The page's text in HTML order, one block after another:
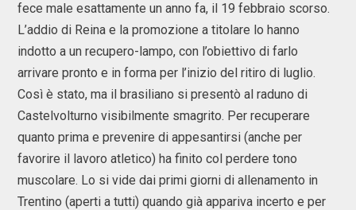
fece male esattamente un anno fa, il 19 febbraio scorso.
L’addio di Reina e la promozione a titolare lo hanno
indotto a un recupero-lampo, con l’obiettivo di farlo
arrivare pronto e in forma per l’inizio del ritiro di luglio.
Così è stato, ma il brasiliano si presentò al raduno di
Castelvolturno visibilmente smagrito. Per recuperare
quanto prima e prevenire di appesantirsi (anche per
favorire il lavoro atletico) ha finito col perdere tono
muscolare. Lo si vide dai primi giorni di allenamento in
Trentino (aperti a tutti) quando già appariva incerto e per